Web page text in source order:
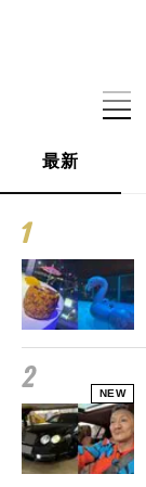
最新
NEW